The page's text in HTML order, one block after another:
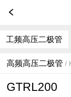
工频高压二极管
高频高压二极管/
GTRL200